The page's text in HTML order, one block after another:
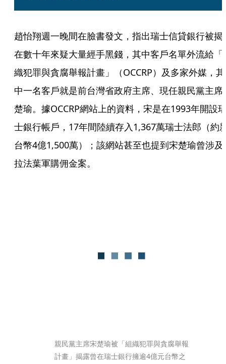
趙怡翔週一晚間在臉書發文，指出瑞士信貸銀行被揭
在數十年來疑大量經手黑錢，其中客戶名單外流給「
織犯罪與貪腐舉報計畫」（OCCRP）及多家外媒，其
中一名客戶就是前台灣省政府主席、現任親民黨主席
楚瑜。據OCCRP網站上的資料，宋是在1993年開設
士銀行帳戶，17年間陸續存入1,367萬瑞士法郎（約
台幣4億1,500萬）；該網站甚至也提到宋楚瑜曾涉及
拉法葉軍購佣金案。
親民黨主席宋楚瑜被「組織犯罪與貪腐舉報
計畫」揭露曾在瑞士銀行擁逾4億元台幣之